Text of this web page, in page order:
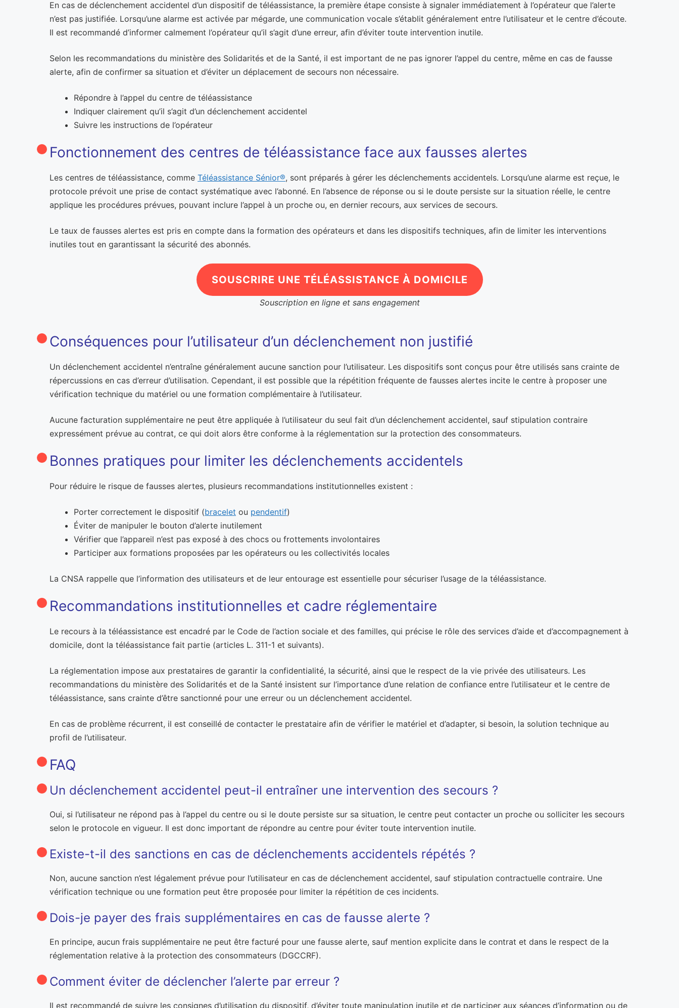
En cas de déclenchement accidentel d’un dispositif de téléassistance, la première étape consiste à signaler immédiatement à l’opérateur que l’alerte
n’est pas justifiée. Lorsqu’une alarme est activée par mégarde, une communication vocale s’établit généralement entre l’utilisateur et le centre d’écoute.
Il est recommandé d’informer calmement l’opérateur qu’il s’agit d’une erreur, afin d’éviter toute intervention inutile.
Selon les recommandations du ministère des Solidarités et de la Santé, il est important de ne pas ignorer l’appel du centre, même en cas de fausse
alerte, afin de confirmer sa situation et d’éviter un déplacement de secours non nécessaire.
Répondre à l’appel du centre de téléassistance
Indiquer clairement qu’il s’agit d’un déclenchement accidentel
Suivre les instructions de l’opérateur
Fonctionnement des centres de téléassistance face aux fausses alertes
Les centres de téléassistance, comme Téléassistance Sénior®, sont préparés à gérer les déclenchements accidentels. Lorsqu’une alarme est reçue, le
protocole prévoit une prise de contact systématique avec l’abonné. En l’absence de réponse ou si le doute persiste sur la situation réelle, le centre
applique les procédures prévues, pouvant inclure l’appel à un proche ou, en dernier recours, aux services de secours.
Le taux de fausses alertes est pris en compte dans la formation des opérateurs et dans les dispositifs techniques, afin de limiter les interventions
inutiles tout en garantissant la sécurité des abonnés.
SOUSCRIRE UNE TÉLÉASSISTANCE À DOMICILE
Souscription en ligne et sans engagement
Conséquences pour l’utilisateur d’un déclenchement non justifié
Un déclenchement accidentel n’entraîne généralement aucune sanction pour l’utilisateur. Les dispositifs sont conçus pour être utilisés sans crainte de
répercussions en cas d’erreur d’utilisation. Cependant, il est possible que la répétition fréquente de fausses alertes incite le centre à proposer une
vérification technique du matériel ou une formation complémentaire à l’utilisateur.
Aucune facturation supplémentaire ne peut être appliquée à l’utilisateur du seul fait d’un déclenchement accidentel, sauf stipulation contraire
expressément prévue au contrat, ce qui doit alors être conforme à la réglementation sur la protection des consommateurs.
Bonnes pratiques pour limiter les déclenchements accidentels
Pour réduire le risque de fausses alertes, plusieurs recommandations institutionnelles existent :
Porter correctement le dispositif (bracelet ou pendentif)
Éviter de manipuler le bouton d’alerte inutilement
Vérifier que l’appareil n’est pas exposé à des chocs ou frottements involontaires
Participer aux formations proposées par les opérateurs ou les collectivités locales
La CNSA rappelle que l’information des utilisateurs et de leur entourage est essentielle pour sécuriser l’usage de la téléassistance.
Recommandations institutionnelles et cadre réglementaire
Le recours à la téléassistance est encadré par le Code de l’action sociale et des familles, qui précise le rôle des services d’aide et d’accompagnement à
domicile, dont la téléassistance fait partie (articles L. 311-1 et suivants).
La réglementation impose aux prestataires de garantir la confidentialité, la sécurité, ainsi que le respect de la vie privée des utilisateurs. Les
recommandations du ministère des Solidarités et de la Santé insistent sur l’importance d’une relation de confiance entre l’utilisateur et le centre de
téléassistance, sans crainte d’être sanctionné pour une erreur ou un déclenchement accidentel.
En cas de problème récurrent, il est conseillé de contacter le prestataire afin de vérifier le matériel et d’adapter, si besoin, la solution technique au
profil de l’utilisateur.
FAQ
Un déclenchement accidentel peut-il entraîner une intervention des secours ?
Oui, si l’utilisateur ne répond pas à l’appel du centre ou si le doute persiste sur sa situation, le centre peut contacter un proche ou solliciter les secours
selon le protocole en vigueur. Il est donc important de répondre au centre pour éviter toute intervention inutile.
Existe-t-il des sanctions en cas de déclenchements accidentels répétés ?
Non, aucune sanction n’est légalement prévue pour l’utilisateur en cas de déclenchement accidentel, sauf stipulation contractuelle contraire. Une
vérification technique ou une formation peut être proposée pour limiter la répétition de ces incidents.
Dois-je payer des frais supplémentaires en cas de fausse alerte ?
En principe, aucun frais supplémentaire ne peut être facturé pour une fausse alerte, sauf mention explicite dans le contrat et dans le respect de la
réglementation relative à la protection des consommateurs (DGCCRF).
Comment éviter de déclencher l’alerte par erreur ?
Il est recommandé de suivre les consignes d’utilisation du dispositif, d’éviter toute manipulation inutile et de participer aux séances d’information ou de